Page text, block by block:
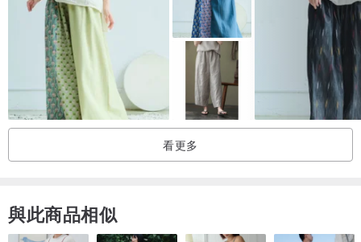
布料為63%化纖、34%棉、3%橡筋平紋 (63% polyester, 34% cotton,
3% Spandex sheeting )
由於款式、顏色眾多，未能盡錄，歡迎向店主查詢實物圖。
NanoFit 納米醫護制服以美國科技納米布料縫製，有「四防」功能：
99.99%防菌、防液體、防靜電、防污！水洗100次仍然保持99.99%
防菌。
香港客戶包括仁安醫院、播道醫院、中大醫院、聖德肋撒醫院、寶血
醫院等。
看更多
與此商品相似